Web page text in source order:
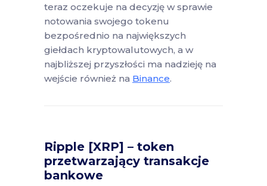
teraz oczekuje na decyzję w sprawie
notowania swojego tokenu
bezpośrednio na największych
giełdach kryptowalutowych, a w
najbliższej przyszłości ma nadzieję na
wejście również na Binance.
Ripple [XRP] – token
przetwarzający transakcje
bankowe